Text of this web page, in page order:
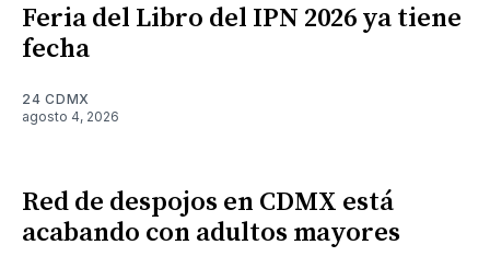
Feria del Libro del IPN 2026 ya tiene
fecha
24 CDMX
agosto 4, 2026
Red de despojos en CDMX está
acabando con adultos mayores